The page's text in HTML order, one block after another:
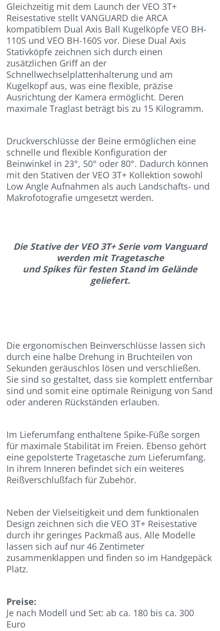
Gleichzeitig mit dem Launch der VEO 3T+
Reisestative stellt VANGUARD die ARCA
kompatiblem Dual Axis Ball Kugelköpfe VEO BH-
110S und VEO BH-160S vor. Diese Dual Axis
Stativköpfe zeichnen sich durch einen
zusätzlichen Griff an der
Schnellwechselplattenhalterung und am
Kugelkopf aus, was eine flexible, präzise
Ausrichtung der Kamera ermöglicht. Deren
maximale Traglast beträgt bis zu 15 Kilogramm.
Druckverschlüsse der Beine ermöglichen eine
schnelle und flexible Konfiguration der
Beinwinkel in 23°, 50° oder 80°. Dadurch können
mit den Stativen der VEO 3T+ Kollektion sowohl
Low Angle Aufnahmen als auch Landschafts- und
Makrofotografie umgesetzt werden.
Die Stative der VEO 3T+ Serie vom Vanguard
werden mit Tragetasche
und Spikes für festen Stand im Gelände
geliefert.
Die ergonomischen Beinverschlüsse lassen sich
durch eine halbe Drehung in Bruchteilen von
Sekunden geräuschlos lösen und verschließen.
Sie sind so gestaltet, dass sie komplett entfernbar
sind und somit eine optimale Reinigung von Sand
oder anderen Rückständen erlauben.
Im Lieferumfang enthaltene Spike-Füße sorgen
für maximale Stabilität im Freien. Ebenso gehört
eine gepolsterte Tragetasche zum Lieferumfang.
In ihrem Inneren befindet sich ein weiteres
Reißverschlußfach für Zubehör.
Neben der Vielseitigkeit und dem funktionalen
Design zeichnen sich die VEO 3T+ Reisestative
durch ihr geringes Packmaß aus. Alle Modelle
lassen sich auf nur 46 Zentimeter
zusammenklappen und finden so im Handgepäck
Platz.
Preise:
Je nach Modell und Set: ab ca. 180 bis ca. 300
Euro